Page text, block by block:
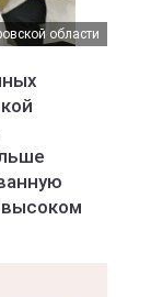
области